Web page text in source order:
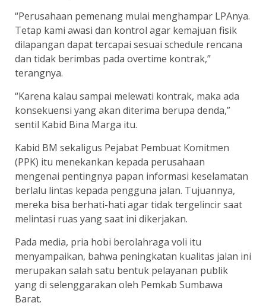
“Perusahaan pemenang mulai menghampar LPAnya.
Tetap kami awasi dan kontrol agar kemajuan fisik
dilapangan dapat tercapai sesuai schedule rencana
dan tidak berimbas pada overtime kontrak,”
terangnya.
“Karena kalau sampai melewati kontrak, maka ada
konsekuensi yang akan diterima berupa denda,”
sentil Kabid Bina Marga itu.
Kabid BM sekaligus Pejabat Pembuat Komitmen
(PPK) itu menekankan kepada perusahaan
mengenai pentingnya papan informasi keselamatan
berlalu lintas kepada pengguna jalan. Tujuannya,
mereka bisa berhati-hati agar tidak tergelincir saat
melintasi ruas yang saat ini dikerjakan.
Pada media, pria hobi berolahraga voli itu
menyampaikan, bahwa peningkatan kualitas jalan ini
merupakan salah satu bentuk pelayanan publik
yang di selenggarakan oleh Pemkab Sumbawa
Barat.